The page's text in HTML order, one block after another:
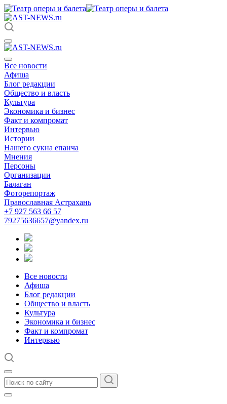
Все новости
Афиша
Блог редакции
Общество и власть
Культура
Экономика и бизнес
Факт и компромат
Интервью
Истории
Нашего сукна епанча
Мнения
Персоны
Организации
Балаган
Фоторепортаж
Православная Астрахань
+7 927 563 66 57
79275636657@yandex.ru
Все новости
Афиша
Блог редакции
Общество и власть
Культура
Экономика и бизнес
Факт и компромат
Интервью